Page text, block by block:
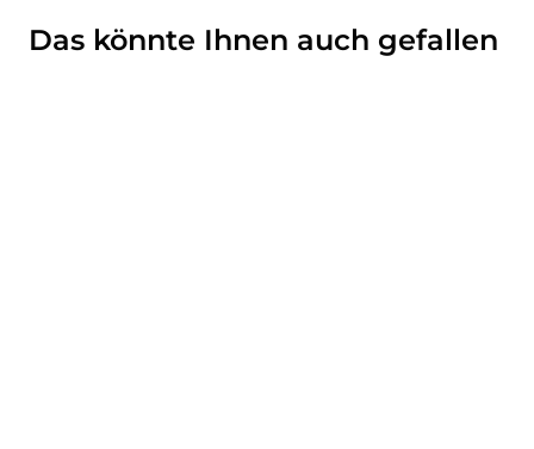
Das könnte Ihnen auch gefallen